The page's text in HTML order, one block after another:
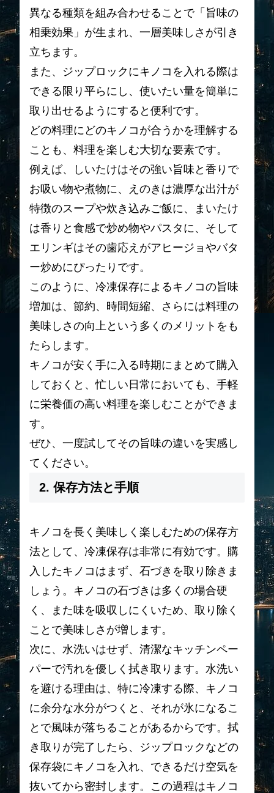
異なる種類を組み合わせることで「旨味の
相乗効果」が生まれ、一層美味しさが引き
立ちます。
また、ジップロックにキノコを入れる際は
できる限り平らにし、使いたい量を簡単に
取り出せるようにすると便利です。
どの料理にどのキノコが合うかを理解する
ことも、料理を楽しむ大切な要素です。
例えば、しいたけはその強い旨味と香りで
お吸い物や煮物に、えのきは濃厚な出汁が
特徴のスープや炊き込みご飯に、まいたけ
は香りと食感で炒め物やパスタに、そして
エリンギはその歯応えがアヒージョやバタ
ー炒めにぴったりです。
このように、冷凍保存によるキノコの旨味
増加は、節約、時間短縮、さらには料理の
美味しさの向上という多くのメリットをも
たらします。
キノコが安く手に入る時期にまとめて購入
しておくと、忙しい日常においても、手軽
に栄養価の高い料理を楽しむことができま
す。
ぜひ、一度試してその旨味の違いを実感し
てください。
2. 保存方法と手順
キノコを長く美味しく楽しむための保存方
法として、冷凍保存は非常に有効です。購
入したキノコはまず、石づきを取り除きま
しょう。キノコの石づきは多くの場合硬
く、また味を吸収しにくいため、取り除く
ことで美味しさが増します。
次に、水洗いはせず、清潔なキッチンペー
パーで汚れを優しく拭き取ります。水洗い
を避ける理由は、特に冷凍する際、キノコ
に余分な水分がつくと、それが氷になるこ
とで風味が落ちることがあるからです。拭
き取りが完了したら、ジップロックなどの
保存袋にキノコを入れ、できるだけ空気を
抜いてから密封します。この過程はキノコ